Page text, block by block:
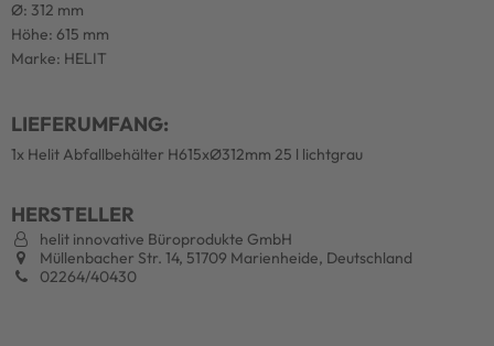
Ø: 312 mm
Höhe: 615 mm
Marke: HELIT
LIEFERUMFANG:
1x Helit Abfallbehälter H615xØ312mm 25 l lichtgrau
HERSTELLER
helit innovative Büroprodukte GmbH
Müllenbacher Str. 14, 51709 Marienheide, Deutschland
02264/40430